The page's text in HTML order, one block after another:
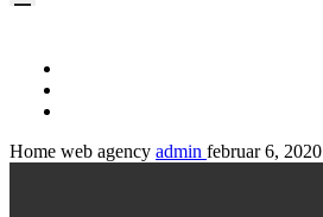
Home web agency admin februar 6, 2020